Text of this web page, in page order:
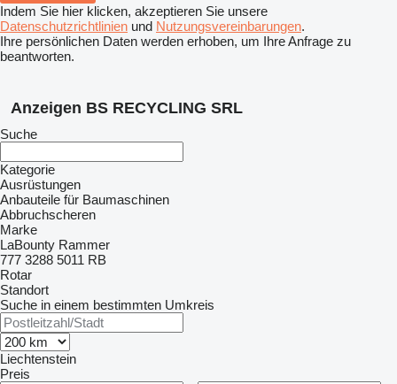
Indem Sie hier klicken, akzeptieren Sie unsere
Datenschutzrichtlinien und Nutzungsvereinbarungen.
Ihre persönlichen Daten werden erhoben, um Ihre Anfrage zu
beantworten.
Anzeigen BS RECYCLING SRL
Suche
Kategorie
Ausrüstungen
Anbauteile für Baumaschinen
Abbruchscheren
Marke
LaBounty Rammer
777 3288 5011 RB
Rotar
Standort
Suche in einem bestimmten Umkreis
Liechtenstein
Preis